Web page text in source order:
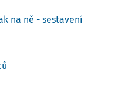
na ně - sestavení